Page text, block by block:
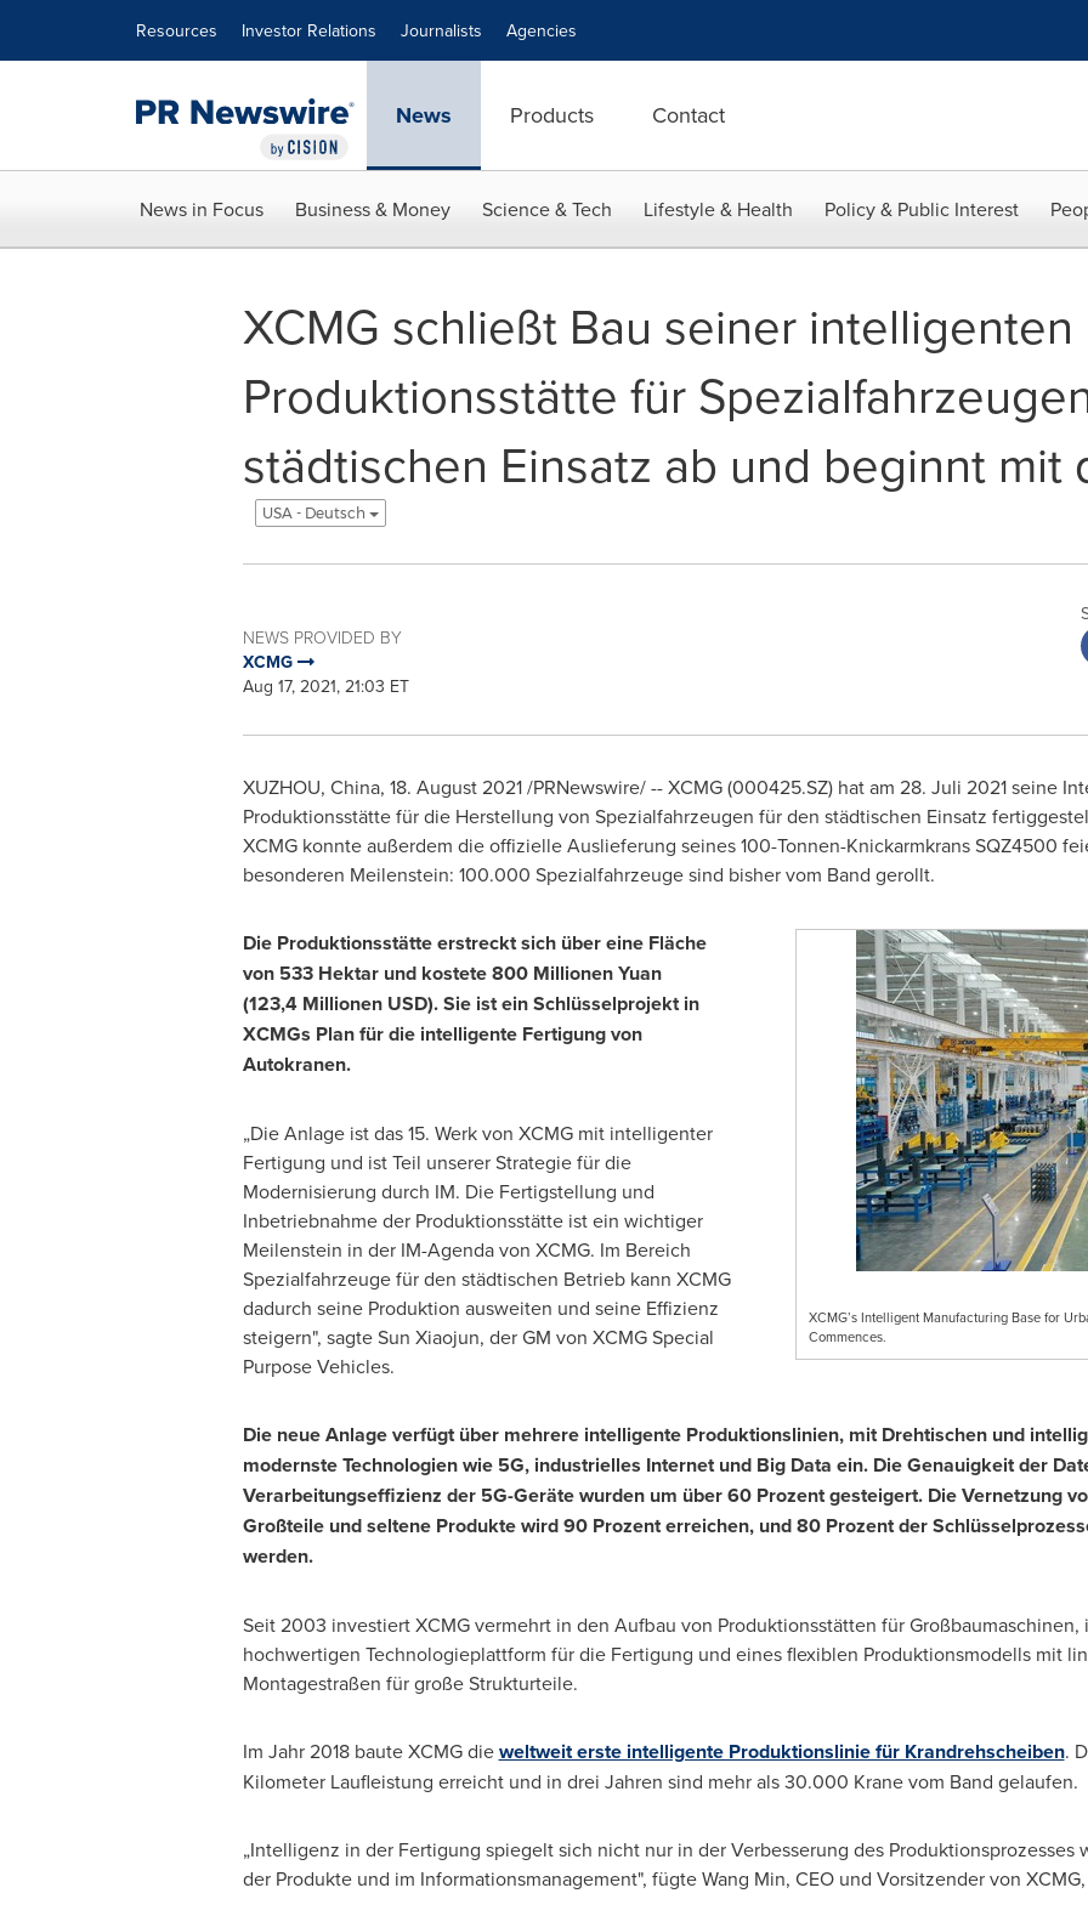
Resources Investor Relations Journalists Agencies
News Products Contact
News in Focus Business & Money Science & Tech Lifestyle & Health Policy & Public Interest
XCMG schließt Bau seiner intelligenten
Produktionsstätte für
städtischen Einsatz ab und beginnt mit
USA - Deutsch
NEWS PROVIDED BY
XCMG
Aug 17, 2021, 21:03 ET
XUZHOU, China, 18. August 2021/PRNewswire/ -- XCMG (000425.SZ) hat am 28. Juli 2021 seine
Produktionsstätte für die Herstellung von Spezialfahrzeugen für den städtischen Einsatz
XCMG konnte außerdem die offizielle Auslieferung seines 100-Tonnen-Knickarmkrans SQZ4500
besonderen Meilenstein: 100.000 Spezialfahrzeuge sind bisher vom Band gerollt.
XCMG’s Intelligent Manufacturing Base for
Commences.
Die Produktionsstätte erstreckt sich über eine Fläche
von 533 Hektar und kostete 800 Millionen Yuan
(123,4 Millionen USD). Sie ist ein Schlüsselprojekt in
XCMGs Plan für die intelligente Fertigung von
Autokranen.
„Die Anlage ist das 15. Werk von XCMG mit intelligenter
Fertigung und ist Teil unserer Strategie für die
Modernisierung durch IM. Die Fertigstellung und
Inbetriebnahme der Produktionsstätte ist ein wichtiger
Meilenstein in der IM-Agenda von XCMG. Im Bereich
Spezialfahrzeuge für den städtischen Betrieb kann XCMG
dadurch seine Produktion ausweiten und seine Effizienz
steigern", sagteSun Xiaojun, der GM von XCMG Special
Purpose Vehicles.
Die neue Anlage verfügt über mehrere intelligente Produktionslinien, mit Drehtischen und
modernste Technologien wie 5G, industrielles Internet und Big Data ein. Die Genauigkeit der
Verarbeitungseffizienz der 5G-Geräte wurden um über 60 Prozent gesteigert. Die Vernetzung
Großteile und seltene Produkte wird 90 Prozent erreichen, und 80 Prozent der
werden.
Seit 2003 investiert XCMG vermehrt in den Aufbau von Produktionsstätten für
hochwertigen Technologieplattform für die Fertigung und eines flexiblen Produktionsmodells mit
Montagestraßen für große Strukturteile.
Im Jahr2018 baute XCMG dieweltweit erste intelligente Produktionslinie für Krandrehscheiben.
Kilometer Laufleistung erreicht und in drei Jahren sind mehr als 30.000 Krane vom Band gelaufen.
„Intelligenz in der Fertigung spiegelt sich nicht nur in der Verbesserung des Produktionsprozesses
der Produkte und im Informationsmanagement", fügteWang Min, CEO und Vorsitzender von